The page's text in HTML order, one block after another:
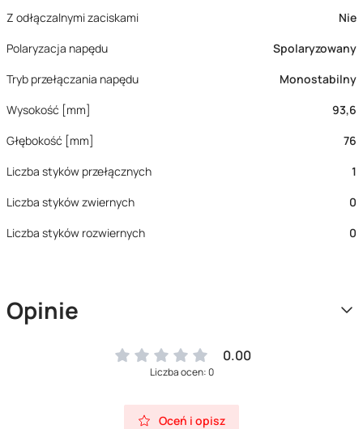
Z odłączalnymi zaciskami
Nie
Polaryzacja napędu
Spolaryzowany
Tryb przełączania napędu
Monostabilny
Wysokość [mm]
93,6
Głębokość [mm]
76
Liczba styków przełącznych
1
Liczba styków zwiernych
0
Liczba styków rozwiernych
0
Opinie
0.00
Liczba ocen: 0
Oceń i opisz